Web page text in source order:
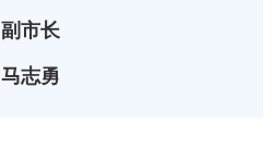
副市长
马志勇